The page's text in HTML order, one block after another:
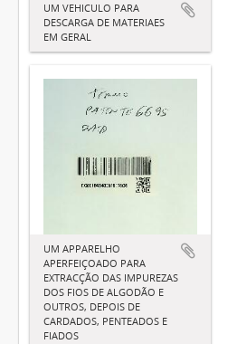
UM VEHICULO PARA
DESCARGA DE MATERIAES
EM GERAL
UM APPARELHO
APERFEIÇOADO PARA
EXTRACÇÃO DAS IMPUREZAS
DOS FIOS DE ALGODÃO E
OUTROS, DEPOIS DE
CARDADOS, PENTEADOS E
FIADOS